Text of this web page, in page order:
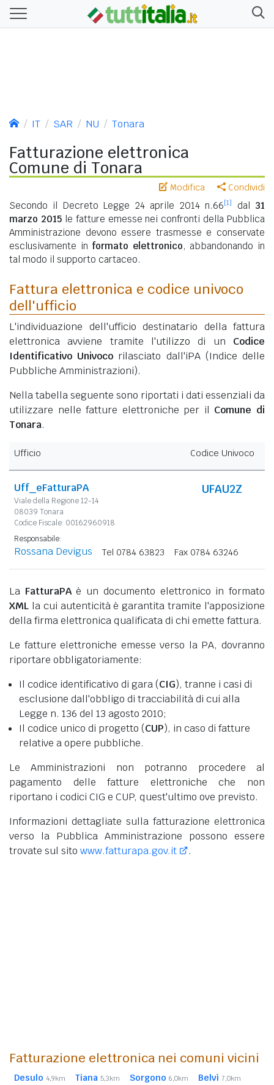
IT SAR NU Tonara
Fatturazione elettronica
Comune di Tonara
Modifica Condividi
Secondo il Decreto Legge 24 aprile 2014 n.66[1] dal 31
marzo 2015le fatture emesse nei confronti della Pubblica
Amministrazione devono essere trasmesse e conservate
esclusivamente in formato elettronico, abbandonando in
tal modo il supporto cartaceo.
Fattura elettronica e codice univoco
dell'ufficio
L'individuazione dell'ufficio destinatario della fattura
elettronica avviene tramite l'utilizzo di un Codice
Identificativo Univoco rilasciato dall'iPA (Indice delle
Pubbliche Amministrazioni).
Nella tabella seguente sono riportati i dati essenziali da
utilizzare nelle fatture elettroniche per il Comune di
Tonara.
Ufficio Codice Univoco
Uff_eFatturaPA
Viale della Regione 12-14
08039 Tonara
Codice Fiscale: 00162960918
UFAU2Z
Responsabile:
Rossana Devigus Tel 0784 63823 Fax 0784 63246
La FatturaPAè un documento elettronico in formato
XML la cui autenticità è garantita tramite l'apposizione
della firma elettronica qualificata di chi emette fattura.
Le fatture elettroniche emesse verso la PA, dovranno
riportare obbligatoriamente:
Il codice identificativo di gara (CIG), tranne i casi di
esclusione dall'obbligo di tracciabilità di cui alla
Legge n. 136 del 13 agosto 2010;
Il codice unico di progetto (CUP), in caso di fatture
relative a opere pubbliche.
Le Amministrazioni non potranno procedere al
pagamento delle fatture elettroniche che non
riportano i codici CIG e CUP, quest'ultimo ove previsto.
Informazioni dettagliate sulla fatturazione elettronica
verso la Pubblica Amministrazione possono essere
trovate sul sito www.fatturapa.gov.it .
Fatturazione elettronica nei comuni vicini
Desulo 4,9km Tiana 5,3km Sorgono 6,0km Belvì 7,0km